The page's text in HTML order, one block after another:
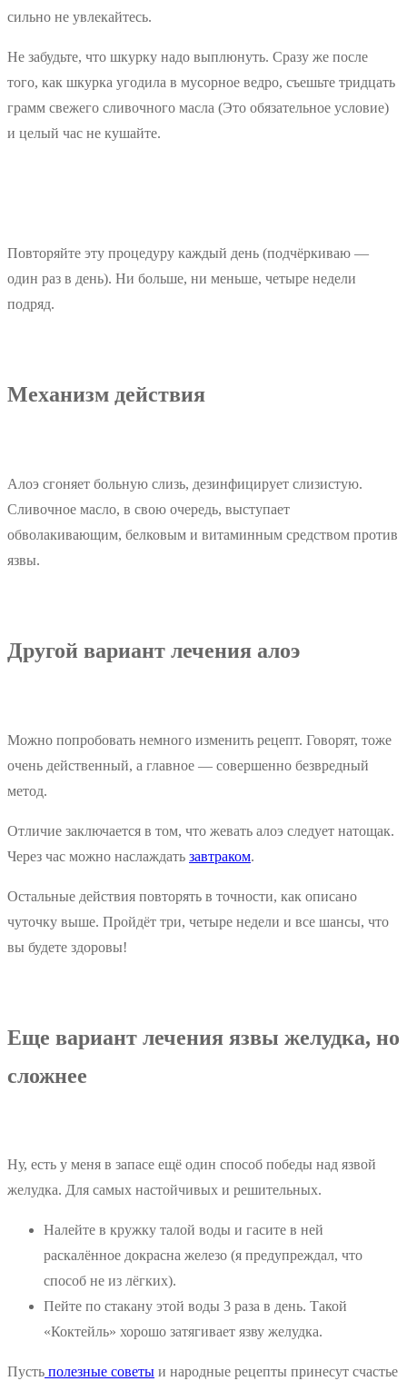
сильно не увлекайтесь.
Не забудьте, что шкурку надо выплюнуть. Сразу же после
того, как шкурка угодила в мусорное ведро, съешьте тридцать
грамм свежего сливочного масла (Это обязательное условие)
и целый час не кушайте.
Повторяйте эту процедуру каждый день (подчёркиваю —
один раз в день). Ни больше, ни меньше, четыре недели
подряд.
Механизм действия
Алоэ сгоняет больную слизь, дезинфицирует слизистую.
Сливочное масло, в свою очередь, выступает
обволакивающим, белковым и витаминным средством против
язвы.
Другой вариант лечения алоэ
Можно попробовать немного изменить рецепт. Говорят, тоже
очень действенный, а главное — совершенно безвредный
метод.
Отличие заключается в том, что жевать алоэ следует натощак.
Через час можно наслаждать завтраком.
Остальные действия повторять в точности, как описано
чуточку выше. Пройдёт три, четыре недели и все шансы, что
вы будете здоровы!
Еще вариант лечения язвы желудка, но
сложнее
Ну, есть у меня в запасе ещё один способ победы над язвой
желудка. Для самых настойчивых и решительных.
Налейте в кружку талой воды и гасите в ней
раскалённое докрасна железо (я предупреждал, что
способ не из лёгких).
Пейте по стакану этой воды 3 раза в день. Такой
«Коктейль» хорошо затягивает язву желудка.
Пусть полезные советы и народные рецепты принесут счастье